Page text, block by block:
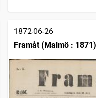
1872-06-26
Framåt (Malmö : 1871)